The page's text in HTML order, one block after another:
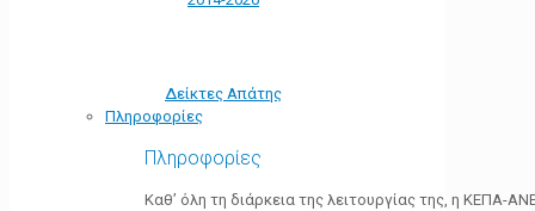
Δείκτες Απάτης
Πληροφορίες
Πληροφορίες
Καθ’ όλη τη διάρκεια της λειτουργίας της, η ΚΕΠΑ-